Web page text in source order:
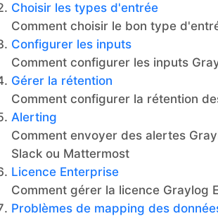
Choisir les types d'entrée
Comment choisir le bon type
Configurer les inputs
Comment configurer les inputs
Gérer la rétention
Comment configurer la rétention
Alerting
Comment envoyer des alertes
Slack ou Mattermost
Licence Enterprise
Comment gérer la licence Graylog
Problèmes de mapping des